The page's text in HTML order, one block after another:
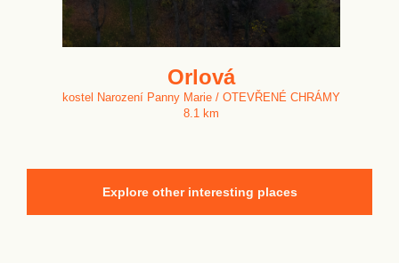
Orlová
kostel Narození Panny Marie / OTEVŘENÉ CHRÁMY
8.1 km
Explore other interesting places